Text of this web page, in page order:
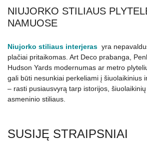
NIUJORKO STILIAUS
NAMUOSE
Niujorko stiliaus interjeras yra
plačiai pritaikomas. Art Deco prabanga,
Hudson Yards modernumas ar metro
gali būti nesunkiai perkeliami į šiuolaikinius
– rasti pusiausvyrą tarp istorijos,
asmeninio stiliaus.
SUSIJĘ STRAIPSNIAI